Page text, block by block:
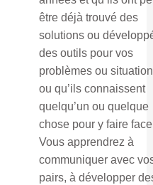
être déjà trouvé des
solutions ou
des outils pour vos
problèmes ou
ou qu’ils connaissent
quelqu’un ou quelque
chose pour y faire
Vous apprendrez à
communiquer avec
pairs, à développer